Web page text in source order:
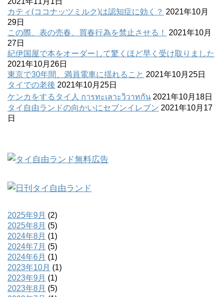
カティ(ココナッツミルク)は認知症に効く？ 2021年10月
29日
この際、表の売春、買春行為を禁止させる！
2021年10月
27日
紀伊国屋で本をオーダーして驚くほど早く受け取りました
2021年10月26日
東京で30年間、満員電車に揺れること 2021年10月25日
タイでの老後 2021年10月25日
ケンカをするタイ人 การทะเลาะวิวาทกัน 2021年10月18日
タイ自由ランドの向かいにセブンイレブン 2021年10月17
日
2025年9月 (2)
2025年8月 (5)
2024年8月 (1)
2024年7月 (5)
2024年6月 (1)
2023年10月 (1)
2023年9月 (1)
2023年8月 (5)